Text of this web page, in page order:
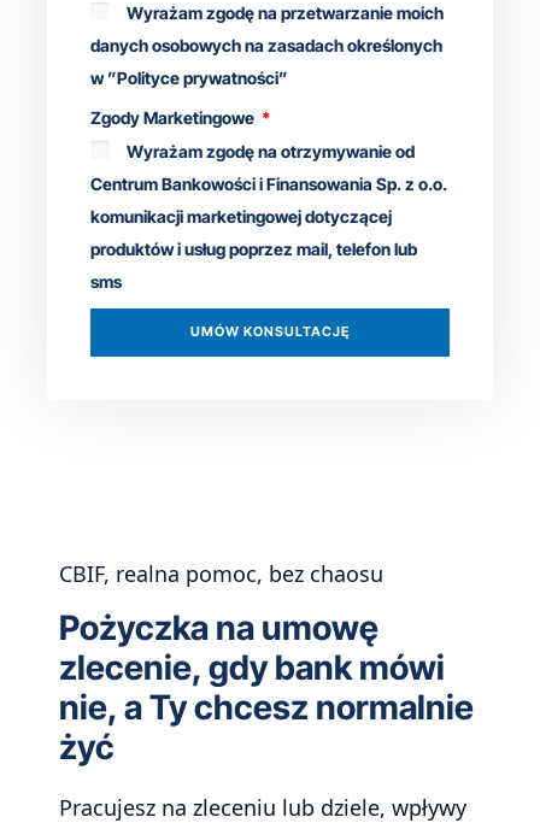
Wyrażam zgodę na przetwarzanie moich
danych osobowych na zasadach określonych
w ”Polityce prywatności”
Zgody Marketingowe
Wyrażam zgodę na otrzymywanie od
Centrum Bankowości i Finansowania Sp. z o.o.
komunikacji marketingowej dotyczącej
produktów i usług poprzez mail, telefon lub
sms
UMÓW KONSULTACJĘ
CBIF, realna pomoc, bez chaosu
Pożyczka na umowę
zlecenie, gdy bank mówi
nie, a Ty chcesz normalnie
żyć
Pracujesz na zleceniu lub dziele, wpływy